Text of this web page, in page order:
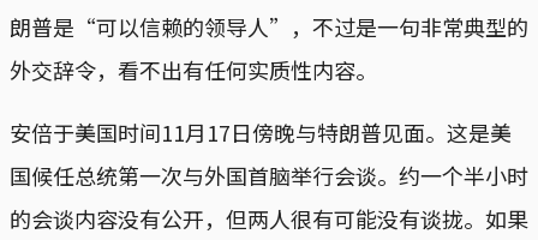
朗普是“可以信赖的领导人”，不过是一句非常典型的
外交辞令，看不出有任何实质性内容。
安倍于美国时间11月17日傍晚与特朗普见面。这是美
国候任总统第一次与外国首脑举行会谈。约一个半小时
的会谈内容没有公开，但两人很有可能没有谈拢。如果